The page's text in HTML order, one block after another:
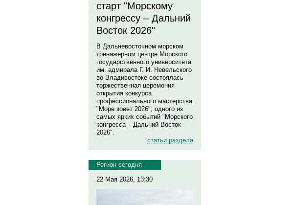
старт "Морскому
конгрессу – Дальний
Восток 2026"
В Дальневосточном морском
тренажерном центре Морского
государственного университета
им. адмирала Г. И. Невельского
во Владивостоке состоялась
торжественная церемония
открытия конкурса
профессионального мастерства
"Море зовет 2026", одного из
самых ярких событий "Морского
конгресса – Дальний Восток
2026".
статьи раздела
Регион сегодня
22 Мая 2026, 13:30